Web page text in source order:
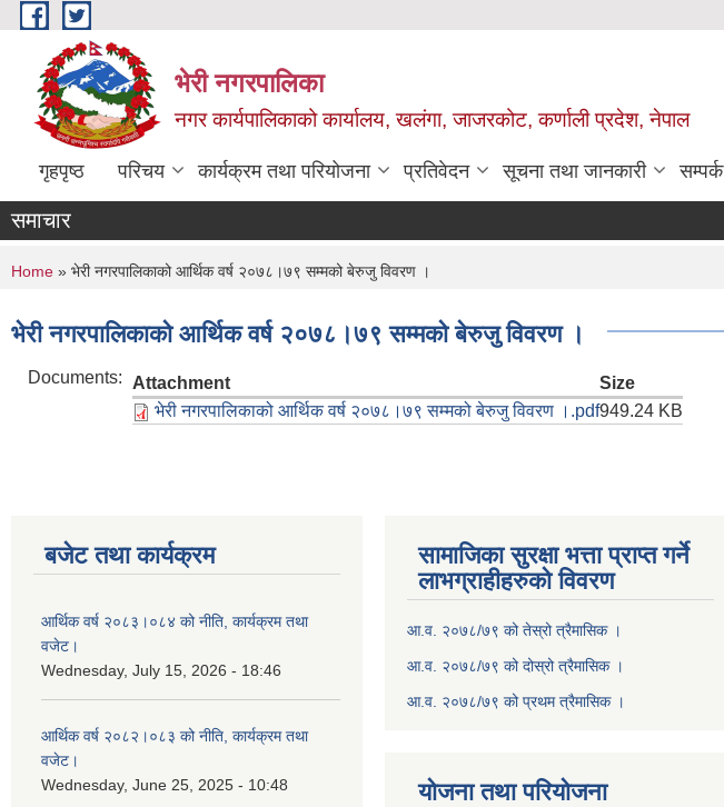
Skip to main content
भेरी नगरपालिका
नगर कार्यपालिकाको कार्यालय, खलंगा, जाजरकोट, कर्णाली प्रदेश, नेपाल
गृहपृष्ठ परिचय कार्यक्रम तथा परियोजना प्रतिवेदन सूचना तथा जानकारी सम्पर्क
समाचार
You are here
Home » भेरी नगरपालिकाको आर्थिक वर्ष २०७८।७९ सम्मको बेरुजु विवरण ।
भेरी नगरपालिकाको आर्थिक वर्ष २०७८।७९ सम्मको बेरुजु विवरण ।
Documents: Attachment
Size
भेरी नगरपालिकाको आर्थिक वर्ष २०७८।७९ सम्मको बेरुजु विवरण ।.pdf949.24 KB
बजेट तथा कार्यक्रम
आर्थिक वर्ष २०८३।०८४ को नीति, कार्यक्रम तथा
वजेट।
Wednesday, July 15, 2026 - 18:46
आर्थिक वर्ष २०८२।०८३ को नीति, कार्यक्रम तथा
वजेट।
Wednesday, June 25, 2025 - 10:48
सामाजिका सुरक्षा भत्ता प्राप्त गर्ने
लाभग्राहीहरुको विवरण
आ.व. २०७८/७९ को तेस्रो त्रैमासिक ।
आ.व. २०७८/७९ को दोस्रो त्रैमासिक ।
आ.व. २०७८/७९ को प्रथम त्रैमासिक ।
योजना तथा परियोजना